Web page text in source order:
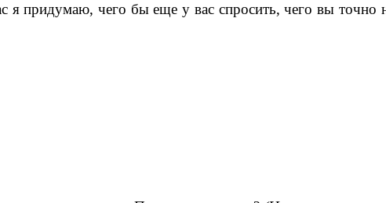
я придумаю, чего бы еще у вас спросить, чего вы точно